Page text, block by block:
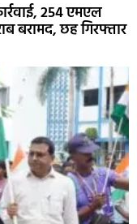
254 एमएल
बरामद, छह गिरफ्तार